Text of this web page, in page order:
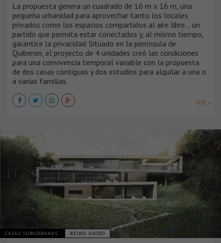
La propuesta genera un cuadrado de 16 m x 16 m, una
pequeña urbanidad para aprovechar tanto los locales
privados como los espacios compartidos al aire libre... un
partido que permita estar conectados y, al mismo tiempo,
garantice la privacidad. Situado en la península de
Quiberon, el proyecto de 4 unidades creó las condiciones
para una convivencia temporal variable con la propuesta
de dos casas contiguas y dos estudios para alquilar a una o
a varias familias.
VER +
CASAS SUBURBANAS REINO UNIDO